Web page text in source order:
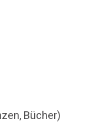
Bücher)